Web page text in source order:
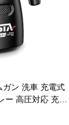
ガン 洗車 充電式
ー 高圧対応 充電
洗車グッズ 車・